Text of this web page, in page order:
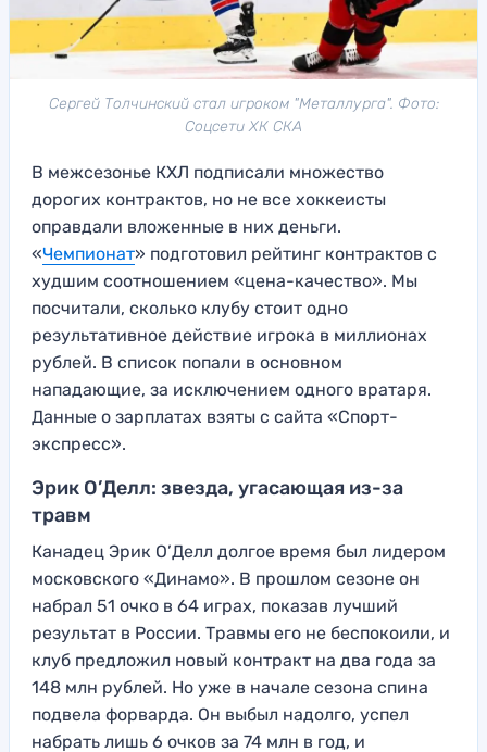
Сергей Толчинский стал игроком "Металлурга". Фото:
Соцсети ХК СКА
В межсезонье КХЛ подписали множество
дорогих контрактов, но не все хоккеисты
оправдали вложенные в них деньги.
«Чемпионат» подготовил рейтинг контрактов с
худшим соотношением «цена-качество». Мы
посчитали, сколько клубу стоит одно
результативное действие игрока в миллионах
рублей. В список попали в основном
нападающие, за исключением одного вратаря.
Данные о зарплатах взяты с сайта «Спорт-
экспресс».
Эрик О’Делл: звезда, угасающая из-за
травм
Канадец Эрик О’Делл долгое время был лидером
московского «Динамо». В прошлом сезоне он
набрал 51 очко в 64 играх, показав лучший
результат в России. Травмы его не беспокоили, и
клуб предложил новый контракт на два года за
148 млн рублей. Но уже в начале сезона спина
подвела форварда. Он выбыл надолго, успел
набрать лишь 6 очков за 74 млн в год, и